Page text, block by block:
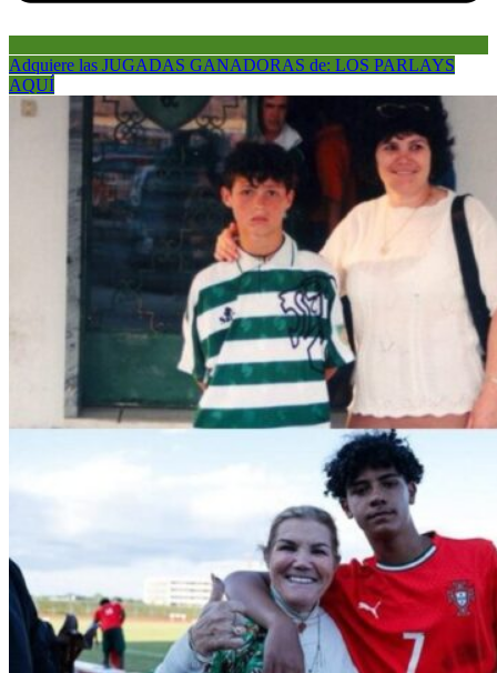
Adquiere las JUGADAS GANADORAS de: LOS PARLAYS
AQUÍ